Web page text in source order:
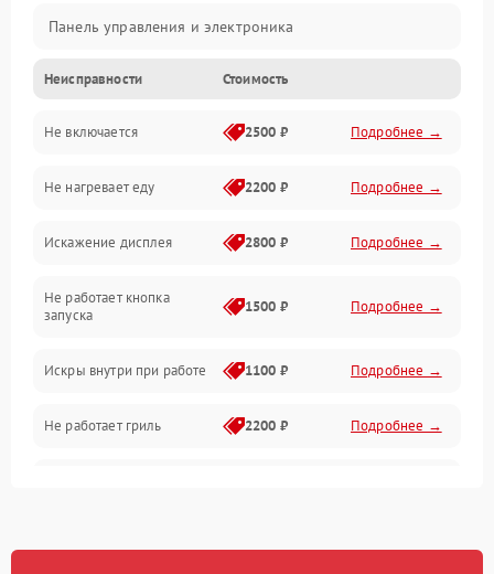
Панель управления и электроника
Дверца и корпус
Механика и внутренние элементы
Механические повреждения
Питание и запуск
Нагрев и приготовление
Программное обеспечение
Неисправности Стоимость
Не включается 2500 ₽ Подробнее →
Не нагревает еду 2200 ₽ Подробнее →
Искажение дисплея 2800 ₽ Подробнее →
Не работает кнопка
запуска
1500 ₽ Подробнее →
Искры внутри при работе 1100 ₽ Подробнее →
Не работает гриль 2200 ₽ Подробнее →
Появление запаха гари 2400 ₽ Подробнее →